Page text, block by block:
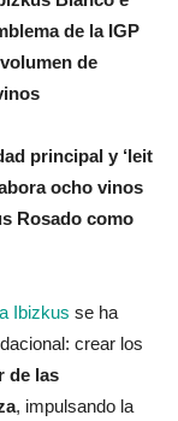
de la IGP
de
principal y ‘leit
ocho vinos
Rosado como
Ibizkus se ha
crear los
de las
, impulsando la